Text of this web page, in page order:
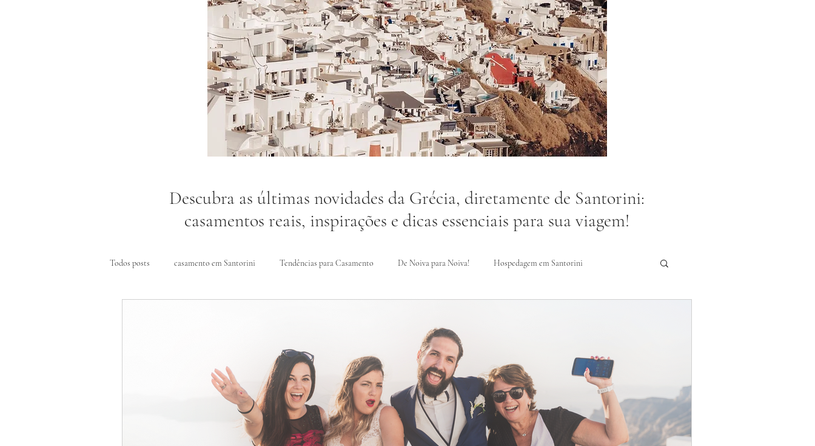
​Descubra as últimas novidades da Grécia, diretamente de Santorini:
casamentos reais, inspirações e dicas essenciais para sua viagem!
Todos posts casamento em Santorini Tendências para Casamento De Noiva para Noiva! Hospedagem em Santorini